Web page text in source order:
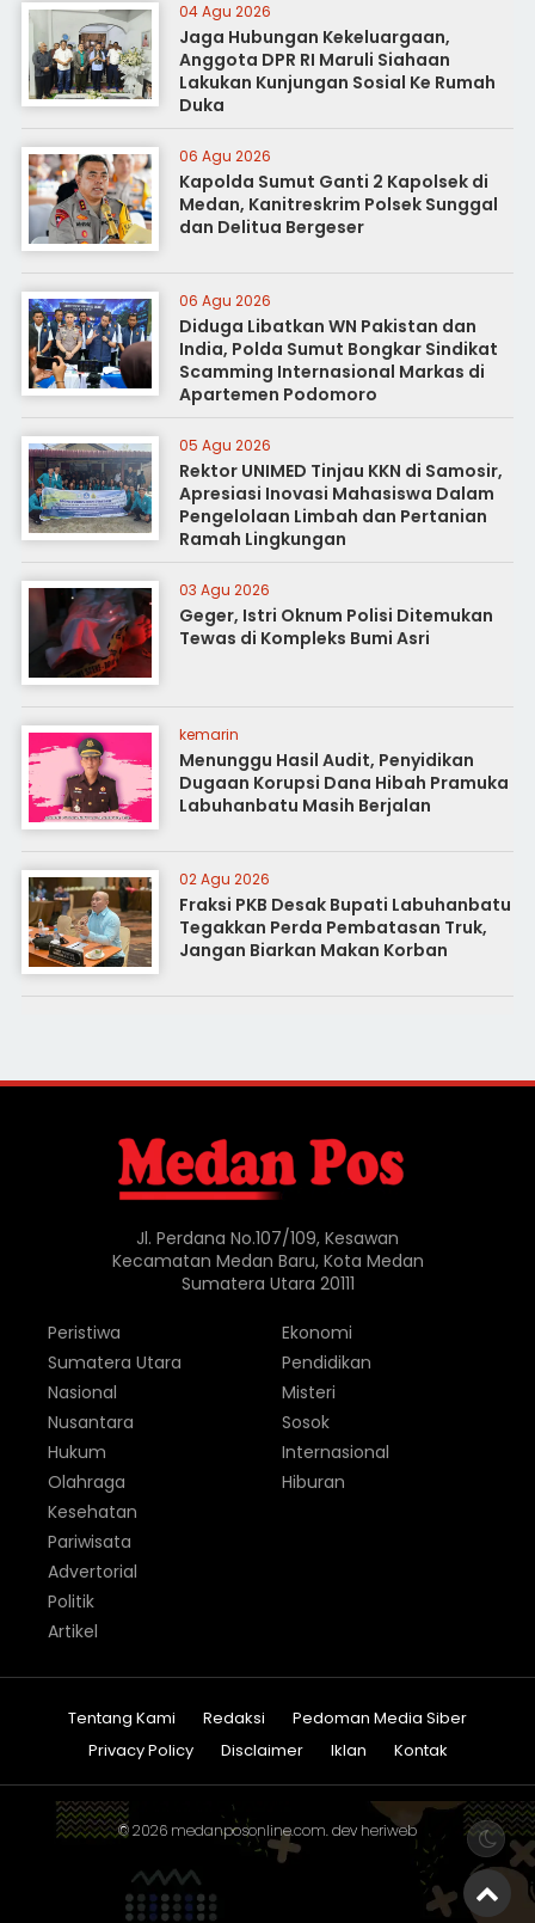
04 Agu 2026
Jaga Hubungan Kekeluargaan,
Anggota DPR RI Maruli Siahaan
Lakukan Kunjungan Sosial Ke Rumah
Duka
06 Agu 2026
Kapolda Sumut Ganti 2 Kapolsek di
Medan, Kanitreskrim Polsek Sunggal
dan Delitua Bergeser
06 Agu 2026
Diduga Libatkan WN Pakistan dan
India, Polda Sumut Bongkar Sindikat
Scamming Internasional Markas di
Apartemen Podomoro
05 Agu 2026
Rektor UNIMED Tinjau KKN di Samosir,
Apresiasi Inovasi Mahasiswa Dalam
Pengelolaan Limbah dan Pertanian
Ramah Lingkungan
03 Agu 2026
Geger, Istri Oknum Polisi Ditemukan
Tewas di Kompleks Bumi Asri
kemarin
Menunggu Hasil Audit, Penyidikan
Dugaan Korupsi Dana Hibah Pramuka
Labuhanbatu Masih Berjalan
02 Agu 2026
Fraksi PKB Desak Bupati Labuhanbatu
Tegakkan Perda Pembatasan Truk,
Jangan Biarkan Makan Korban
Jl. Perdana No.107/109, Kesawan
Kecamatan Medan Baru, Kota Medan
Sumatera Utara 20111
Peristiwa
Sumatera Utara
Nasional
Nusantara
Hukum
Olahraga
Ekonomi
Pendidikan
Misteri
Sosok
Internasional
Hiburan
Kesehatan
Pariwisata
Advertorial
Politik
Artikel
Tentang Kami Redaksi
Pedoman Media Siber
Privacy Policy
Disclaimer Iklan Kontak
© 2026 medanposonline.com. dev heriweb